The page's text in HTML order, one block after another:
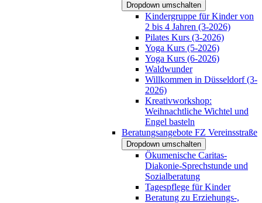
Dropdown umschalten
Kindergruppe für Kinder von
2 bis 4 Jahren (3-2026)
Pilates Kurs (3-2026)
Yoga Kurs (5-2026)
Yoga Kurs (6-2026)
Waldwunder
Willkommen in Düsseldorf (3-
2026)
Kreativworkshop:
Weihnachtliche Wichtel und
Engel basteln
Beratungsangebote FZ Vereinsstraße
Dropdown umschalten
Ökumenische Caritas-
Diakonie-Sprechstunde und
Sozialberatung
Tagespflege für Kinder
Beratung zu Erziehungs-,